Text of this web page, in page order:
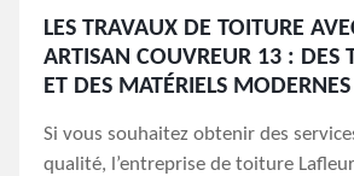
LES TRAVAUX DE TOITURE
ARTISAN COUVREUR 13 : DES
ET DES MATÉRIELS MODERNES
Si vous souhaitez obtenir des
qualité, l’entreprise de toiture